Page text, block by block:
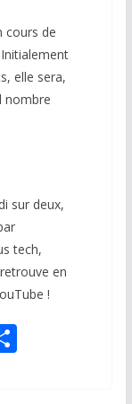
cours de
elle sera,
nombre
sur deux,
tech,
en
!
P